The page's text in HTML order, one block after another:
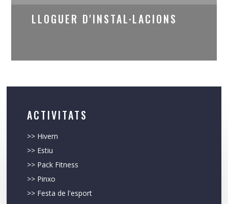
LLOGUER D'INSTAL·LACIONS
ACTIVITATS
>> Hivern
>> Estiu
>> Pack Fitness
>>Pinxo
>> Festa de l'esport